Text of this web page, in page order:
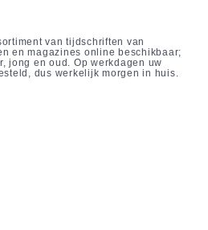
van tijdschriften van
en magazines online beschikbaar;
jong en oud. Op werkdagen uw
dus werkelijk morgen in huis.